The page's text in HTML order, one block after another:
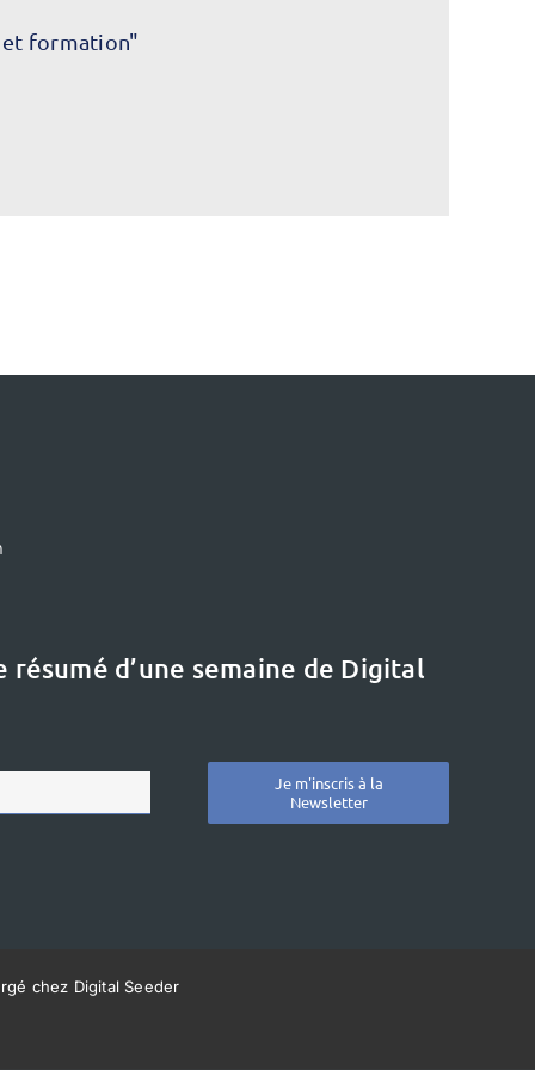
formation"
résumé d’une semaine de Digital
Je m'inscris à la
Newsletter
chez Digital Seeder